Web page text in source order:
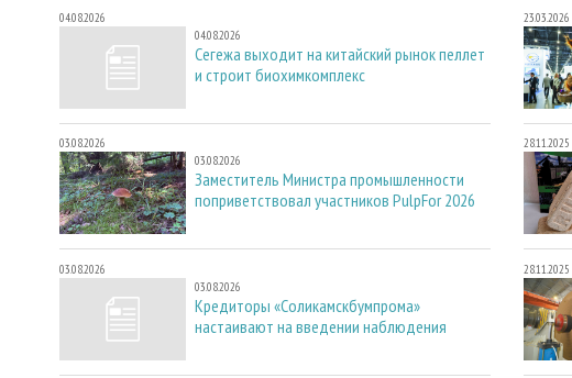
04.08.2026
04.08.2026
Сегежа выходит на китайский рынок пеллет
и строит биохимкомплекс
03.08.2026
03.08.2026
Заместитель Министра промышленности
поприветствовал участников PulpFor 2026
03.08.2026
03.08.2026
Кредиторы «Соликамскбумпрома»
настаивают на введении наблюдения
23.03.2026
28.11.2025
28.11.2025